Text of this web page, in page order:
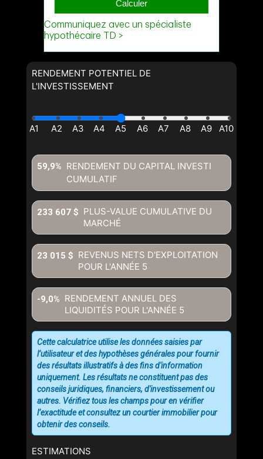
RENDEMENT POTENTIEL DE
L'INVESTISSEMENT
RENDEMENT DU CAPITAL INVESTI
CUMULATIF
59,9%
PLUS-VALUE CUMULATIVE DU
MARCHÉ
233 607 $
REVENUS NETS D'EXPLOITATION
POUR L'ANNÉE 5
23 015 $
RENDEMENT ANNUEL DES
LIQUIDITÉS POUR L'ANNÉE 5
-9,0%
ESTIMATIONS
Cette calculatrice utilise les données saisies par
l’utilisateur et des hypothèses générales pour fournir
des résultats illustratifs à des fins d'information
uniquement. Les résultats ne constituent pas des
conseils juridiques, financiers, d'investissement ou
autres. Vérifiez tous les champs pour en vérifier
l’exactitude et consultez un courtier immobilier pour
obtenir des conseils.